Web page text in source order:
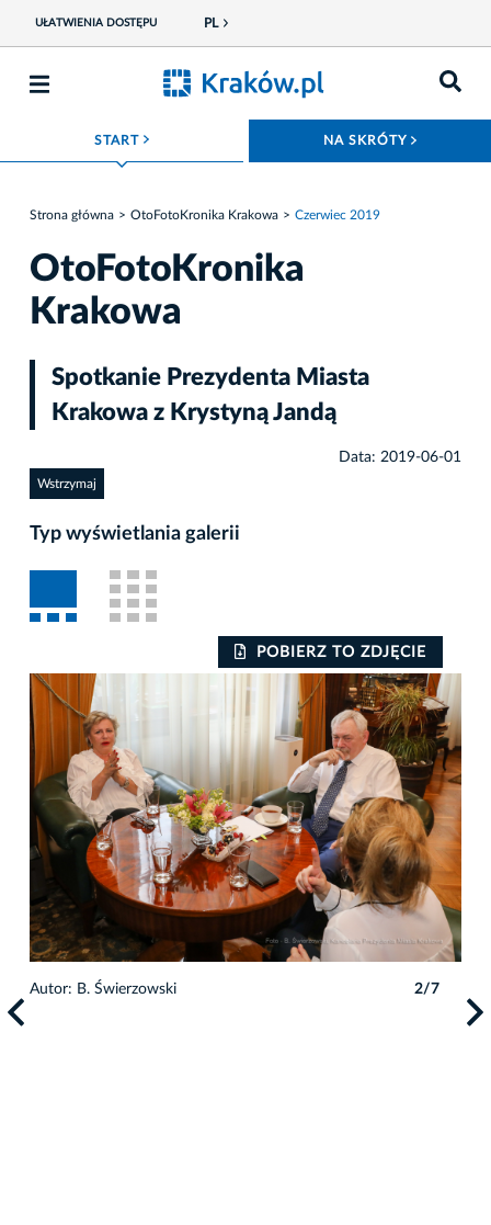
UŁATWIENIA DOSTĘPU PL
START ROZWIŃ MENU NA SKRÓTY
Strona główna OtoFotoKronika Krakowa Czerwiec 2019
OtoFotoKronika
Krakowa
Spotkanie Prezydenta Miasta
Krakowa z Krystyną Jandą
Data: 2019-06-01
Wstrzymaj
Typ wyświetlania galerii
POBIERZ TO ZDJĘCIE
Autor: B. Świerzowski 2/7